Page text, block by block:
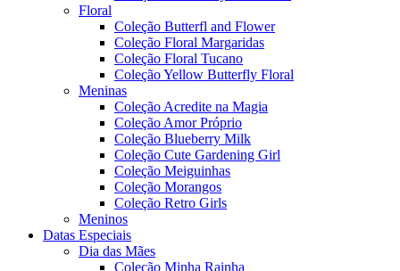
Floral
Coleção Butterfl and Flower
Coleção Floral Margaridas
Coleção Floral Tucano
Coleção Yellow Butterfly Floral
Meninas
Coleção Acredite na Magia
Coleção Amor Próprio
Coleção Blueberry Milk
Coleção Cute Gardening Girl
Coleção Meiguinhas
Coleção Morangos
Coleção Retro Girls
Meninos
Datas Especiais
Dia das Mães
Coleção Minha Rainha